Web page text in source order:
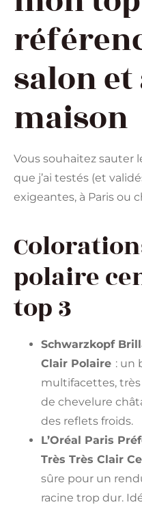
salon et
maison
Vous souhaitez sauter
que j’ai testés (et
exigeantes, à Paris ou
polaire
top 3
Schwarzkopf
Clair Polaire : un
multifacettes,
de chevelure
des reflets froids.
L’Oréal Paris
Très Très Clair
sûre pour un
racine trop dur.